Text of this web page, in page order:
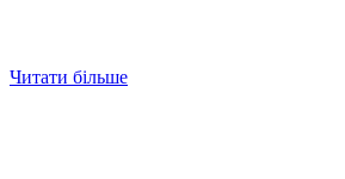
Читати більше